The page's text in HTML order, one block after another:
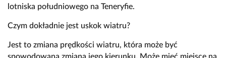
lotniska południowego na Teneryfie.
Czym dokładnie jest uskok wiatru?
Jest to zmiana prędkości wiatru, która może być